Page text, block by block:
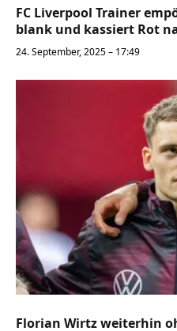
FC Liverpool Trainer
blank und kassiert Rot
24. September, 2025 – 17:49
Florian Wirtz weiterhin